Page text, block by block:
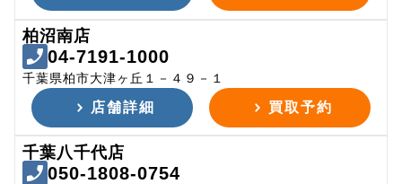
柏沼南店
04-7191-1000
千葉県柏市大津ヶ丘１－４９－１
店舗詳細 買取予約
千葉八千代店
050-1808-0754